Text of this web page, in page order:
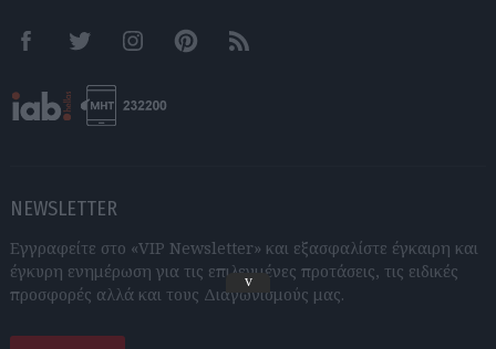
FacebookTwitter InstagramPinterestRSS feeds
NEWSLETTER
Εγγραφείτε στο «VIP Newsletter» και εξασφαλίστε έγκαιρη και
έγκυρη ενημέρωση για τις επιλεγμένες προτάσεις, τις ειδικές
προσφορές αλλά και τους Διαγωνισμούς μας.
v